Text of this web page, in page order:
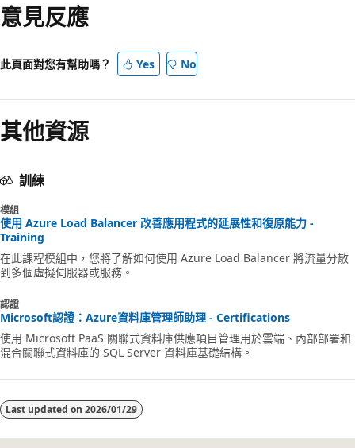
意見反應
此頁面對您有幫助嗎？ Yes No
其他資源
訓練
模組
使用 Azure Load Balancer 改善應用程式的延展性和復原能力 -
Training
在此課程模組中，您將了解如何使用 Azure Load Balancer 將流量分散
到多個虛擬伺服器或服務。
認證
Microsoft認證：Azure資料庫管理師助理 - Certifications
使用 Microsoft PaaS 關聯式資料庫供應項目管理用於雲端、內部部署和
混合關聯式資料庫的 SQL Server 資料庫基礎結構。
Last updated on 2026/01/29